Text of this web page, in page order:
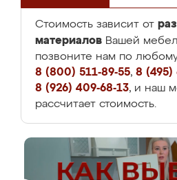
Стоимость зависит от
материалов Вашей
позвоните нам по
8 (800) 511-89-55, 8 (495)
8 (926) 409-68-13, и наш
рассчитает стоимость.